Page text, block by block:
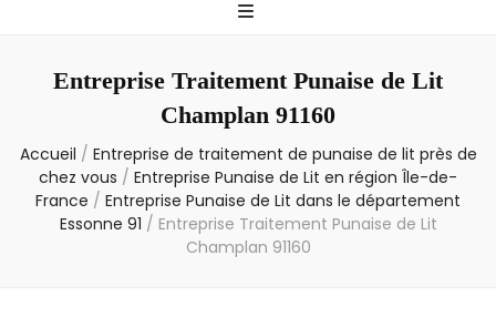
– Info
Entreprise Traitement Punaise de Lit
Champlan 91160
Accueil / Entreprise de traitement de punaise de lit près de
chez vous / Entreprise Punaise de Lit en région Île-de-
France / Entreprise Punaise de Lit dans le département
Essonne 91 / Entreprise Traitement Punaise de Lit
Champlan 91160